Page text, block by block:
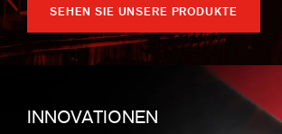
SEHEN SIE UNSERE PRODUKTE
INNOVATIONEN